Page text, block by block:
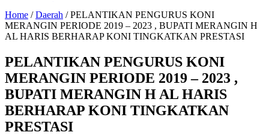
Home / Daerah / PELANTIKAN PENGURUS KONI
MERANGIN PERIODE 2019 – 2023 , BUPATI MERANGIN H
AL HARIS BERHARAP KONI TINGKATKAN PRESTASI
PELANTIKAN PENGURUS KONI
MERANGIN PERIODE 2019 – 2023 ,
BUPATI MERANGIN H AL HARIS
BERHARAP KONI TINGKATKAN
PRESTASI